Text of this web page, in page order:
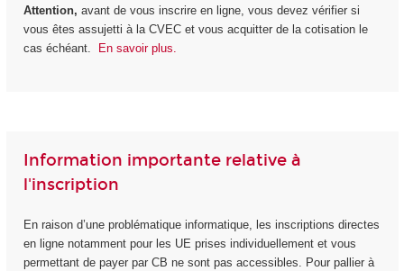
Attention, avant de vous inscrire en ligne, vous devez vérifier si
vous êtes assujetti à la CVEC et vous acquitter de la cotisation le
cas échéant.
En savoir plus.
Information importante relative à
l'inscription
En raison d’une problématique informatique, les inscriptions directes
en ligne notamment pour les UE prises individuellement et vous
permettant de payer par CB ne sont pas accessibles. Pour pallier à